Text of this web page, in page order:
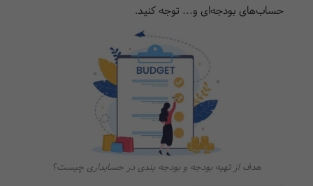
حساب‌های بودجه‌ای و… توجه کنید.
هدف از تهیه بودجه و بودجه بندی در حسابداری چیست؟